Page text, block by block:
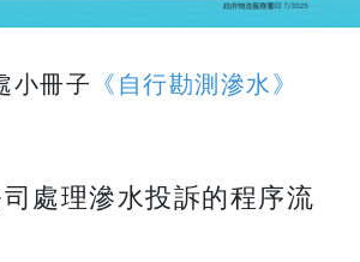
小冊子 《自行勘測滲水》
處理滲水投訴的程序流